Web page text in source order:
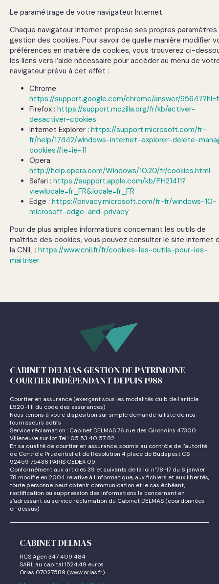
Le paramétrage de votre navigateur Internet
Chaque navigateur Internet propose ses propres paramètres
gestion des cookies. Pour savoir de quelle manière modifier
préférences en matière de cookies, vous trouverez ci-
les liens vers l’aide nécessaire pour accéder au menu de
navigateur prévu à cet effet :
Chrome :
https://support.google.com/chrome/answer/
Firefox : https://support.mozilla.org/fr/kb/activer-
desactiver-cookies
Internet Explorer : https://support.microsoft.com/fr-
fr/help/17442/windows-internet-explorer-delete-
cookies#ie=ie-11
Opera :
http://help.opera.com/Windows/10.20/fr/cookies.html
Safari : https://support.apple.com/kb/PH21411?
viewlocale=fr_FR&locale=fr_FR
Edge : https://privacy.microsoft.com/fr-fr/windows-10-
microsoft-edge-and-privacy
Pour de plus amples informations concernant les outils de
maîtrise des cookies, vous pouvez consulter le site internet
la CNIL : https://www.cnil.fr/fr/cookies-les-outils-pour-les-
maitriser.
CABINET DELMAS GESTION DE PATRIMOINE -
COURTIER INDÉPENDANT DEPUIS 1988
Courtier en assurance (exerçant sous les modalités du b de l'article
L520-1 II du code des assurances)
Nous tenons à votre disposition sur simple demande la liste de nos
fournisseurs actifs
Service réclamation : Cabinet DELMAS 76 rue des Girondins 47300
Villeneuve sur lot Tel : 05 53 40 57 82
En sa qualité de courtier en assurance, soumis au contrôle de l'autorité
de Contrôle Prudentiel et de Résolution 4 place de Budapest CS
92459 75436 PARIS CEDEX 09
Conformément aux articles 39 et suivants de la loi n°78-17 du 6 janvier
78 modifie en 2004 relative à l'informatique, aux fichiers et aux libertés,
toute personne peut obtenir communication et le cas échéant,
rectification ou suppression des informations la concernant en
s'adressant au service réclamation du Cabinet DELMAS (coordonnées
ci-dessus)
CABINET DELMAS
RCS Agen 347 409 484
SARL au capital 1524,49 euros
Orias 07027589 (www.orias.fr)